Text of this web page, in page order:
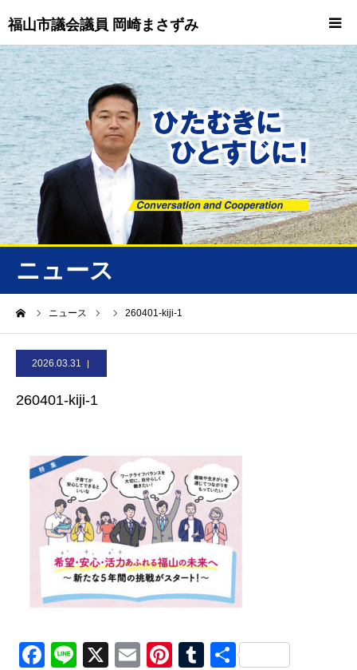
福山市議会議員 岡崎まさずみ
ニュース
ニュース 260401-kiji-1
2026.03.31
260401-kiji-1
Facebook
Line
X EmailPinterest
Tumblr
共
HOME
重要情報
プロフィール
ニュース/トピックス
ニュース